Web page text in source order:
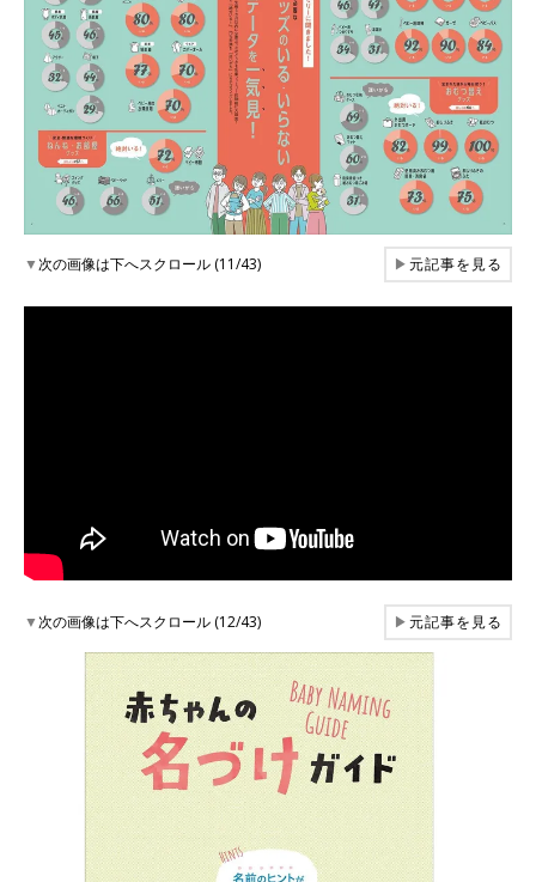
▼次の画像は下へスクロール (11/43) ▶元記事を見る
▼次の画像は下へスクロール (12/43) ▶元記事を見る